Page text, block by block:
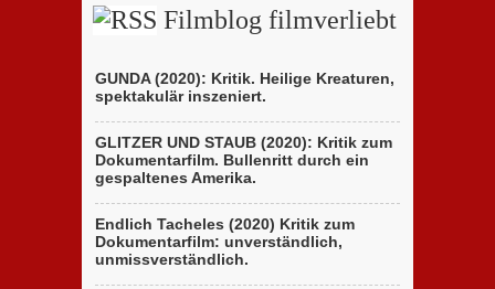
Filmblog filmverliebt
GUNDA (2020): Kritik. Heilige Kreaturen,
spektakulär inszeniert.
GLITZER UND STAUB (2020): Kritik zum
Dokumentarfilm. Bullenritt durch ein
gespaltenes Amerika.
Endlich Tacheles (2020) Kritik zum
Dokumentarfilm: unverständlich,
unmissverständlich.